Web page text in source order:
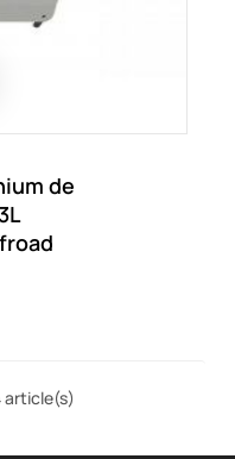
de
article(s)